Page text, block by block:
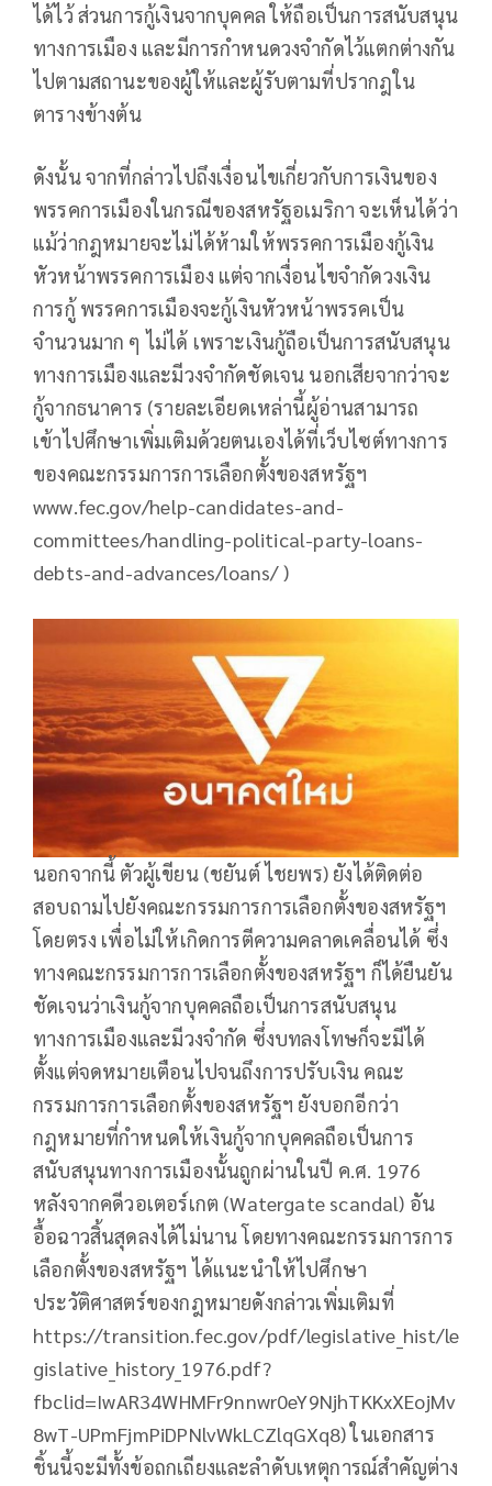
ได้ไว้ ส่วนการกู้เงินจากบุคคล ให้ถือเป็นการสนับสนุน
ทางการเมือง และมีการกำหนดวงจำกัดไว้แตกต่างกัน
ไปตามสถานะของผู้ให้และผู้รับตามที่ปรากฎใน
ตารางข้างต้น
ดังนั้น จากที่กล่าวไปถึงเงื่อนไขเกี่ยวกับการเงินของ
พรรคการเมืองในกรณีของสหรัฐอเมริกา จะเห็นได้ว่า
แม้ว่ากฎหมายจะไม่ได้ห้ามให้พรรคการเมืองกู้เงิน
หัวหน้าพรรคการเมือง แต่จากเงื่อนไขจำกัดวงเงิน
การกู้ พรรคการเมืองจะกู้เงินหัวหน้าพรรคเป็น
จำนวนมาก ๆ ไม่ได้ เพราะเงินกู้ถือเป็นการสนับสนุน
ทางการเมืองและมีวงจำกัดชัดเจน นอกเสียจากว่าจะ
กู้จากธนาคาร (รายละเอียดเหล่านี้ผู้อ่านสามารถ
เข้าไปศึกษาเพิ่มเติมด้วยตนเองได้ที่เว็บไซต์ทางการ
ของคณะกรรมการการเลือกตั้งของสหรัฐฯ
www.fec.gov/help-candidates-and-
committees/handling-political-party-loans-
debts-and-advances/loans/ )
นอกจากนี้ ตัวผู้เขียน (ชยันต์ ไชยพร) ยังได้ติดต่อ
สอบถามไปยังคณะกรรมการการเลือกตั้งของสหรัฐฯ
โดยตรง เพื่อไม่ให้เกิดการตีความคลาดเคลื่อนได้ ซึ่ง
ทางคณะกรรมการการเลือกตั้งของสหรัฐฯ ก็ได้ยืนยัน
ชัดเจนว่าเงินกู้จากบุคคลถือเป็นการสนับสนุน
ทางการเมืองและมีวงจำกัด ซึ่งบทลงโทษก็จะมีได้
ตั้งแต่จดหมายเตือนไปจนถึงการปรับเงิน คณะ
กรรมการการเลือกตั้งของสหรัฐฯ ยังบอกอีกว่า
กฎหมายที่กำหนดให้เงินกู้จากบุคคลถือเป็นการ
สนับสนุนทางการเมืองนั้นถูกผ่านในปี ค.ศ. 1976
หลังจากคดีวอเตอร์เกต (Watergate scandal) อัน
อื้อฉาวสิ้นสุดลงได้ไม่นาน โดยทางคณะกรรมการการ
เลือกตั้งของสหรัฐฯ ได้แนะนำให้ไปศึกษา
ประวัติศาสตร์ของกฎหมายดังกล่าวเพิ่มเติมที่
https://transition.fec.gov/pdf/legislative_hist/le
gislative_history_1976.pdf?
fbclid=IwAR34WHMFr9nnwr0eY9NjhTKKxXEojMv
8wT-UPmFjmPiDPNlvWkLCZlqGXq8) ในเอกสาร
ชิ้นนี้จะมีทั้งข้อถกเถียงและลำดับเหตุการณ์สำคัญต่าง